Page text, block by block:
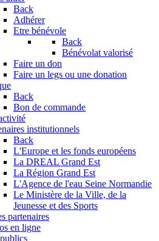
Back
Adhérer
Etre bénévole
Back
Bénévolat valorisé
Faire un don
Faire un legs ou une donation
Back
Bon de commande
institutionnels
Back
L'Europe et les fonds européens
La DREAL Grand Est
La Région Grand Est
L'Agence de l'eau Seine Normandie
Le Ministère de la Ville, de la
Jeunesse et des Sports
partenaires
en ligne